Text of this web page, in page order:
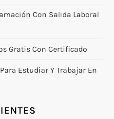
Con Salida Laboral
Gratis Con Certificado
Estudiar Y Trabajar En